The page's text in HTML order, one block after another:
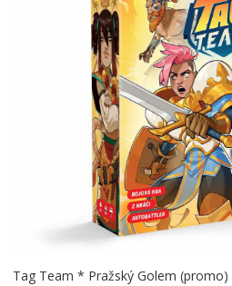
Tag Team * Pražský Golem (promo)